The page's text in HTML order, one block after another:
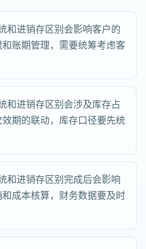
和进销存区别会影响客户的
账期管理，需要统筹考虑客
和进销存区别会涉及库存占
期的联动，库存口径要先统
和进销存区别完成后会影响
成本核算，财务数据要及时